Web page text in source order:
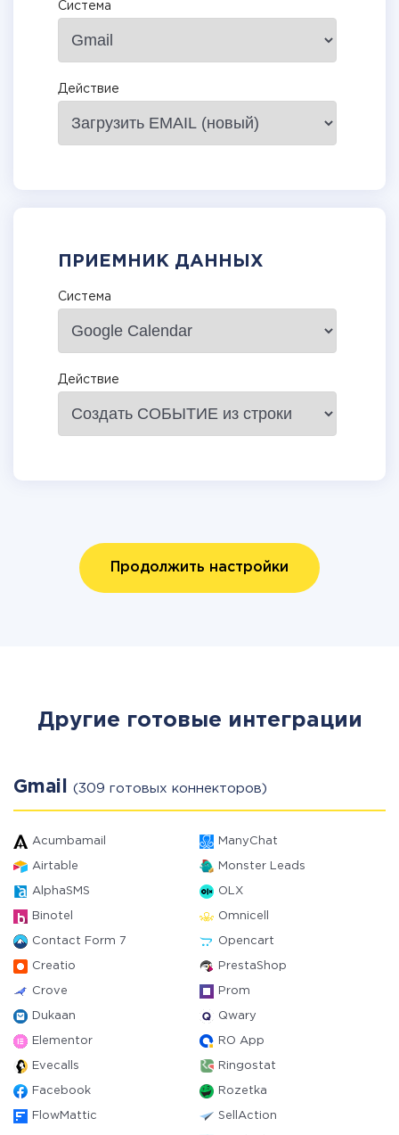
Система
Действие
ПРИЕМНИК ДАННЫХ
Система
Действие
Продолжить настройки
Другие готовые интеграции
Gmail (309 готовых коннекторов)
Acumbamail ManyChat
Airtable Monster Leads
AlphaSMS OLX
Binotel Omnicell
Contact Form 7 Opencart
Creatio PrestaShop
Crove Prom
Dukaan Qwary
Elementor RO App
Evecalls Ringostat
Facebook Rozetka
FlowMattic SellAction